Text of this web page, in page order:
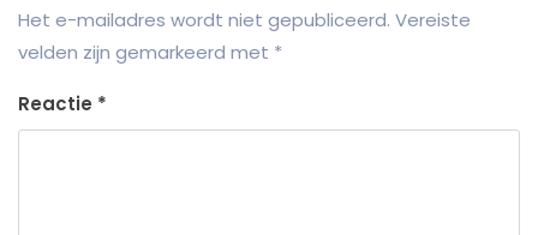
Het e-mailadres wordt niet gepubliceerd. Vereiste
velden zijn gemarkeerd met *
Reactie *